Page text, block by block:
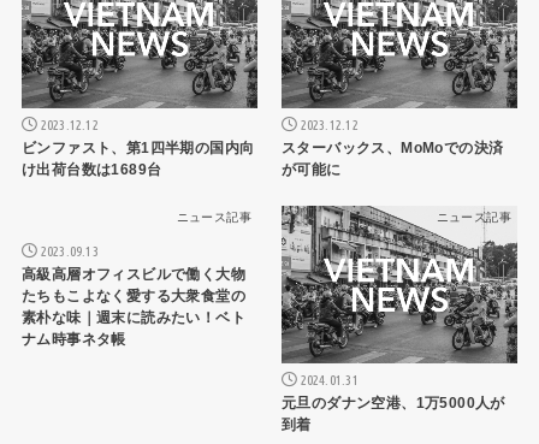
2023.12.12
ビンファスト、第1四半期の国内向
け出荷台数は1689台
2023.12.12
スターバックス、MoMoでの決済
が可能に
ニュース記事
2023.09.13
高級高層オフィスビルで働く大物
たちもこよなく愛する大衆食堂の
素朴な味｜週末に読みたい！ベト
ナム時事ネタ帳
ニュース記事
2024.01.31
元旦のダナン空港、1万5000人が
到着